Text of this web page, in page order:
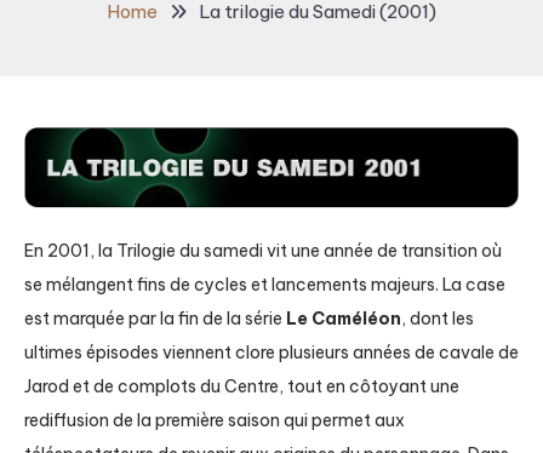
Home La trilogie du Samedi (2001)
En 2001, la Trilogie du samedi vit une année de transition où
se mélangent fins de cycles et lancements majeurs. La case
est marquée par la fin de la série Le Caméléon, dont les
ultimes épisodes viennent clore plusieurs années de cavale de
Jarod et de complots du Centre, tout en côtoyant une
rediffusion de la première saison qui permet aux